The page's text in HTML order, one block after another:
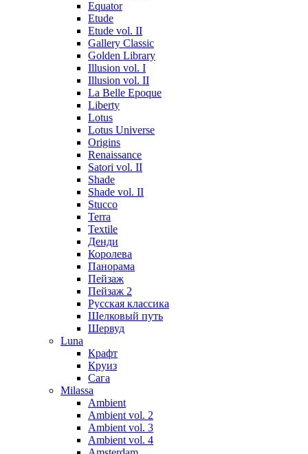
Equator
Etude
Etude vol. II
Gallery Classic
Golden Library
Illusion vol. I
Illusion vol. II
La Belle Epoque
Liberty
Lotus
Lotus Universe
Origins
Renaissance
Satori vol. II
Shade
Shade vol. II
Stucco
Terra
Textile
Денди
Королева
Панорама
Пейзаж
Пейзаж 2
Русская классика
Шелковый путь
Шервуд
Luna
Крафт
Круиз
Сага
Milassa
Ambient
Ambient vol. 2
Ambient vol. 3
Ambient vol. 4